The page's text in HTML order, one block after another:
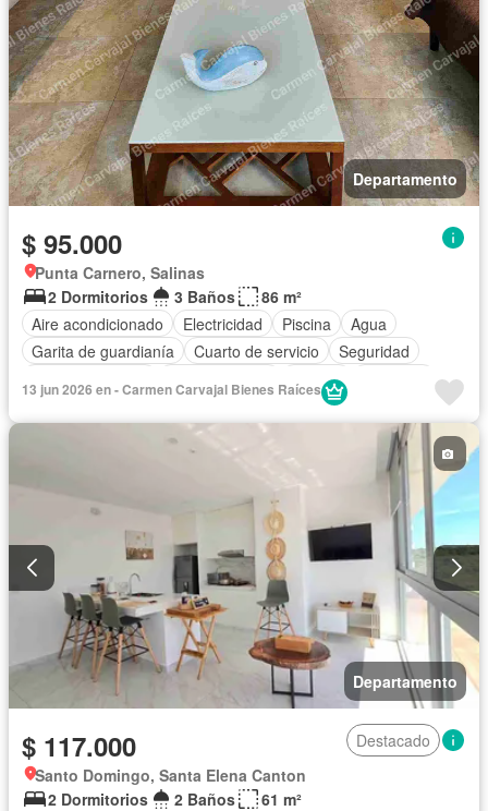
Departamento
$ 95.000
Punta Carnero, Salinas
2 Dormitorios
3 Baños
86 m²
Aire acondicionado
Electricidad Piscina
Agua
Garita de guardianía
Cuarto de servicio
Seguridad
Jacuzzi
Estacionamiento
Vista panorámica
Jardín
Completamente amoblado
13 jun 2026 en - Carmen Carvajal Bienes Raíces
Departamento
$ 117.000
Destacado
Santo Domingo, Santa Elena Canton
2 Dormitorios
2 Baños
61 m²